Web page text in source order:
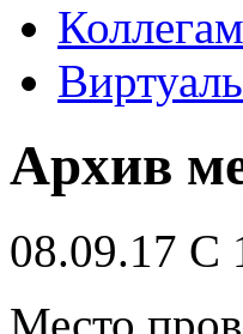
Коллегам
Архив
08.09.17 С
Место